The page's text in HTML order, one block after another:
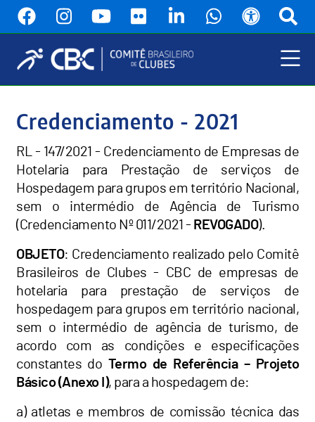
conteúdo
Principal
Credenciamento - 2021
RL - 147/2021 - Credenciamento de Empresas de
Hotelaria para Prestação de serviços de
Hospedagem para grupos em território Nacional,
sem o intermédio de Agência de Turismo
(Credenciamento Nº 011/2021 - REVOGADO).
OBJETO: Credenciamento realizado pelo Comitê
Brasileiros de Clubes - CBC de empresas de
hotelaria para prestação de serviços de
hospedagem para grupos em território nacional,
sem o intermédio de agência de turismo, de
acordo com as condições e especificações
constantes do Termo de Referência – Projeto
Básico (Anexo I), para a hospedagem de:
a) atletas e membros de comissão técnica das